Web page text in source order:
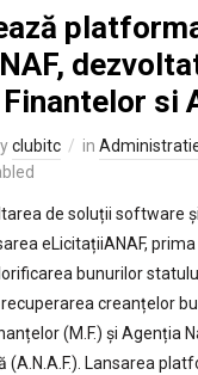
si
clubitc in
de soluții software
eLicitațiiANAF,
bunurilor
creanțelor
(M.F.) și Agenția
(A.N.A.F.). Lansarea